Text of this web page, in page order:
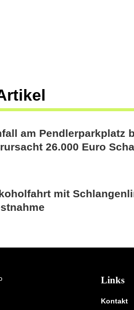
am Pendlerparkplatz
26.000 Euro
mit
Links
Kontakt